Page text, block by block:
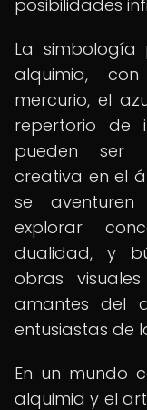
posibilidades
La
alquimia,
mercurio, el
repertorio de
pueden ser
creativa en el
se
explorar
dualidad, y
obras
amantes del
entusiastas de
En un mundo
alquimia y el